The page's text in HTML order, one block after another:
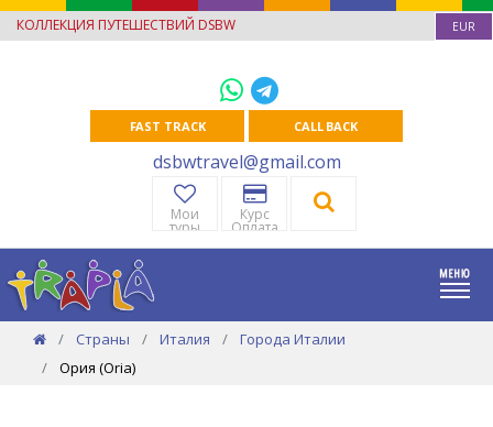
КОЛЛЕКЦИЯ ПУТЕШЕСТВИЙ DSBW EUR
FAST TRACK CALL BACK
dsbwtravel@gmail.com
Мои
туры
Курс
Оплата
Страны Италия
Города Италии
Ория (Oria)